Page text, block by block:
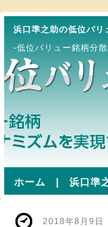
浜口準之助の低位バリ
-低位バリュー銘柄分
ホーム | 浜口準
2018年8月9日